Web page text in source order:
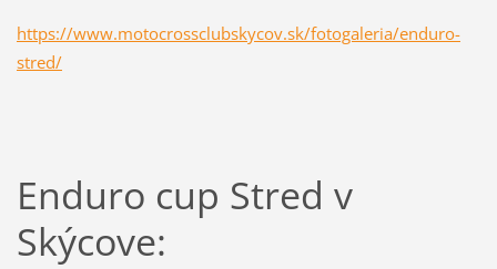
https://www.motocrossclubskycov.sk/fotogaleria/enduro-
stred/
Enduro cup Stred v
Skýcove: